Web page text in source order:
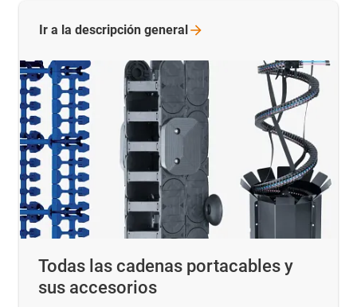
Todas las cadenas portacables y
sus accesorios
Ir a la descripción general